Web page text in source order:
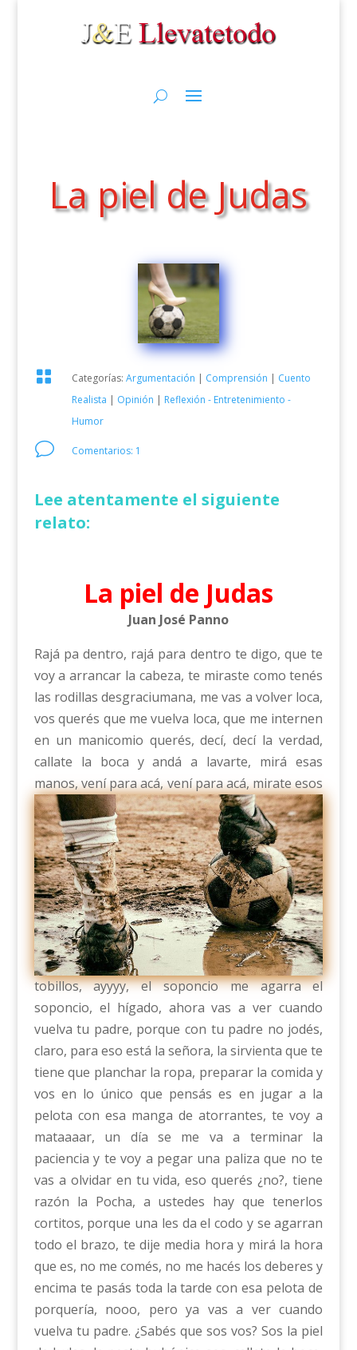
La piel de Judas
 Categorías: Argumentación | Comprensión | Cuento
Realista | Opinión | Reflexión - Entretenimiento -
Humor
v Comentarios: 1
Lee atentamente el siguiente
relato:
La piel de Judas
Juan José Panno
Rajá pa dentro, rajá para dentro te digo, que te
voy a arrancar la cabeza, te miraste como tenés
las rodillas desgraciumana, me vas a volver loca,
vos querés que me vuelva loca, que me internen
en un manicomio querés, decí, decí la verdad,
callate la boca y andá a lavarte, mirá esas
manos, vení para acá,vení para acá, mirate esos
tobillos, ayyyy, el soponcio me agarra el
soponcio, el hígado, ahora vas a ver cuando
vuelva tu padre, porque con tu padre no jodés,
claro, para eso está la señora, la sirvienta que te
tiene que planchar la ropa, preparar la comida y
vos en lo único que pensás es en jugar a la
pelota con esa manga de atorrantes, te voy a
mataaaar, un día se me va a terminar la
paciencia y te voy a pegar una paliza que no te
vas a olvidar en tu vida, eso querés ¿no?, tiene
razón la Pocha, a ustedes hay que tenerlos
cortitos, porque una les da el codo y se agarran
todo el brazo, te dije media hora y mirá la hora
que es, no me comés, no me hacés los deberes y
encima te pasás toda la tarde con esa pelota de
porquería, nooo, pero ya vas a ver cuando
vuelva tu padre. ¿Sabés que sos vos? Sos la piel